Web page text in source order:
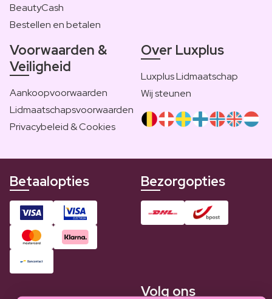
BeautyCash
Bestellen en betalen
Voorwaarden &
Veiligheid
Aankoopvoorwaarden
Lidmaatschapsvoorwaarden
Privacybeleid & Cookies
Over Luxplus
Luxplus Lidmaatschap
Wij steunen
Betaalopties Bezorgopties
Volg ons